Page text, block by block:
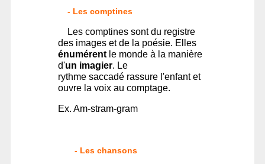
- Les comptines
Les comptines sont du registre
des images et de la poésie. Elles
énumérentle monde à la manière
d'un imagier. Le
rythme saccadé rassure l'enfant et
ouvre la voix au comptage.
Ex. Am-stram-gram
- Les chansons